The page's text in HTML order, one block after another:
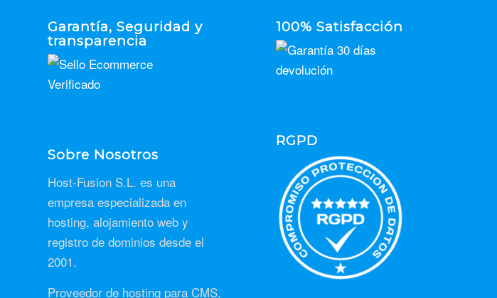
Garantía, Seguridad y
transparencia
Sobre Nosotros
Host-Fusion S.L. es una
empresa especializada en
hosting, alojamiento web y
registro de dominios desde el
2001.
Proveedor de hosting para CMS,
100% Satisfacción
RGPD